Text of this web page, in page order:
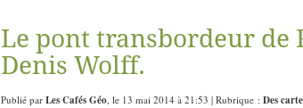
Le pont transbordeur de
Denis Wolff.
Publié par Les Cafés Géo, le 13 mai 2014 à 21:53 | Rubrique : Des